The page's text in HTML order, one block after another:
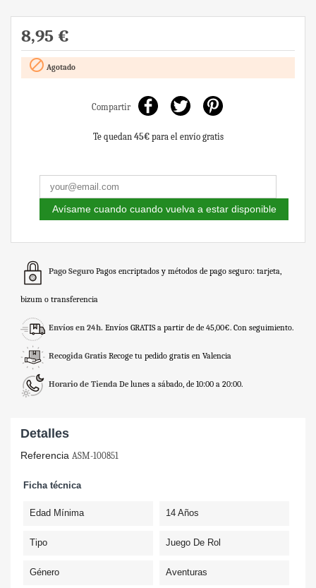
8,95 €
 Agotado
Compartir
Te quedan 45€para el envío gratis
Avísame cuando cuando vuelva a estar disponible
Pago Seguro Pagos encriptados y métodos de pago seguro: tarjeta,
bizum o transferencia
Envíos en 24h. Envíos GRATIS a partir de de 45,00€. Con seguimiento.
Recogida Gratis Recoge tu pedido gratis en Valencia
Horario de Tienda De lunes a sábado, de 10:00 a 20:00.
Detalles
Referencia ASM-100851
Ficha técnica
Edad Mínima 14 Años
Tipo Juego De Rol
Género Aventuras